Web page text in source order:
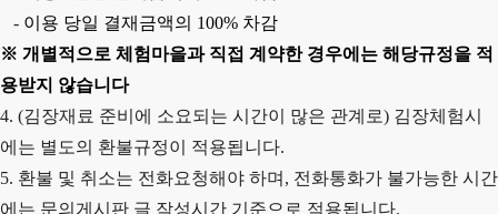
- 이용 당일 결재금액의 100% 차감
※ 개별적으로 체험마을과 직접 계약한 경우에는 해당규정을 적
용받지 않습니다
4. (김장재료 준비에 소요되는 시간이 많은 관계로) 김장체험시
에는 별도의 환불규정이 적용됩니다.
5. 환불 및 취소는 전화요청해야 하며, 전화통화가 불가능한 시간
에는 문의게시판 글 작성시간 기준으로 적용됩니다.